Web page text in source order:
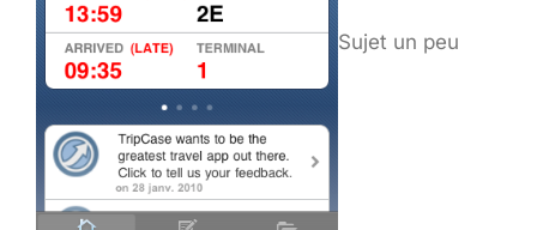
Sujet un peu